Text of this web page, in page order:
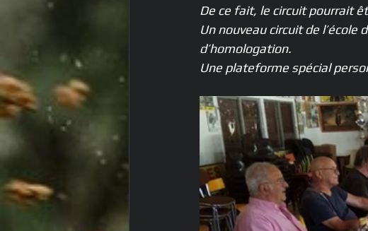
De ce fait, le circuit pourrait
Un nouveau circuit de
d’homologation.
Une plateforme spécial